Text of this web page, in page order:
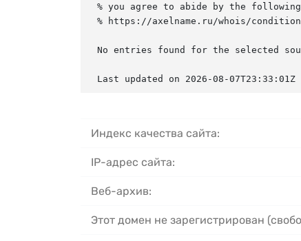
% you agree to abide by the
% https://axelname.ru/whois/
No entries found for the selected
Last updated on 2026-08-07T23:33:01Z
Индекс качества сайта:
IP-адрес сайта:
Веб-архив:
Этот домен не зарегистрирован